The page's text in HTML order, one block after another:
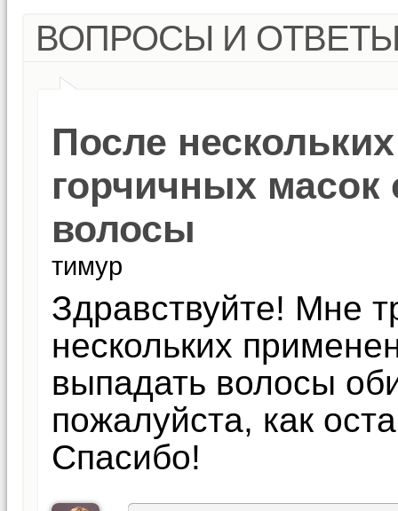
ВОПРОСЫ И
После
горчичных масок
волосы
тимур
Здравствуйте! Мне
нескольких
выпадать волосы
пожалуйста, как
Спасибо!